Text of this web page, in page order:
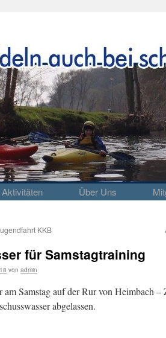
Aktivitäten Über Uns
KKB
für Samstagtraining
von admin
Samstag auf der Rur von Heimbach
abgelassen.